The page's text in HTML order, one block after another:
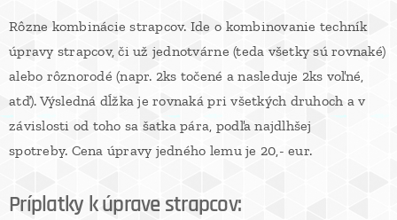
Rôzne kombinácie strapcov. Ide o kombinovanie techník
úpravy strapcov, či už jednotvárne (teda všetky sú rovnaké)
alebo rôznorodé (napr. 2ks točené a nasleduje 2ks voľné,
atď). Výsledná dĺžka je rovnaká pri všetkých druhoch a v
závislosti od toho sa šatka pára, podľa najdlhšej
spotreby. Cena úpravy jedného lemu je 20,- eur.
Príplatky k úprave strapcov: